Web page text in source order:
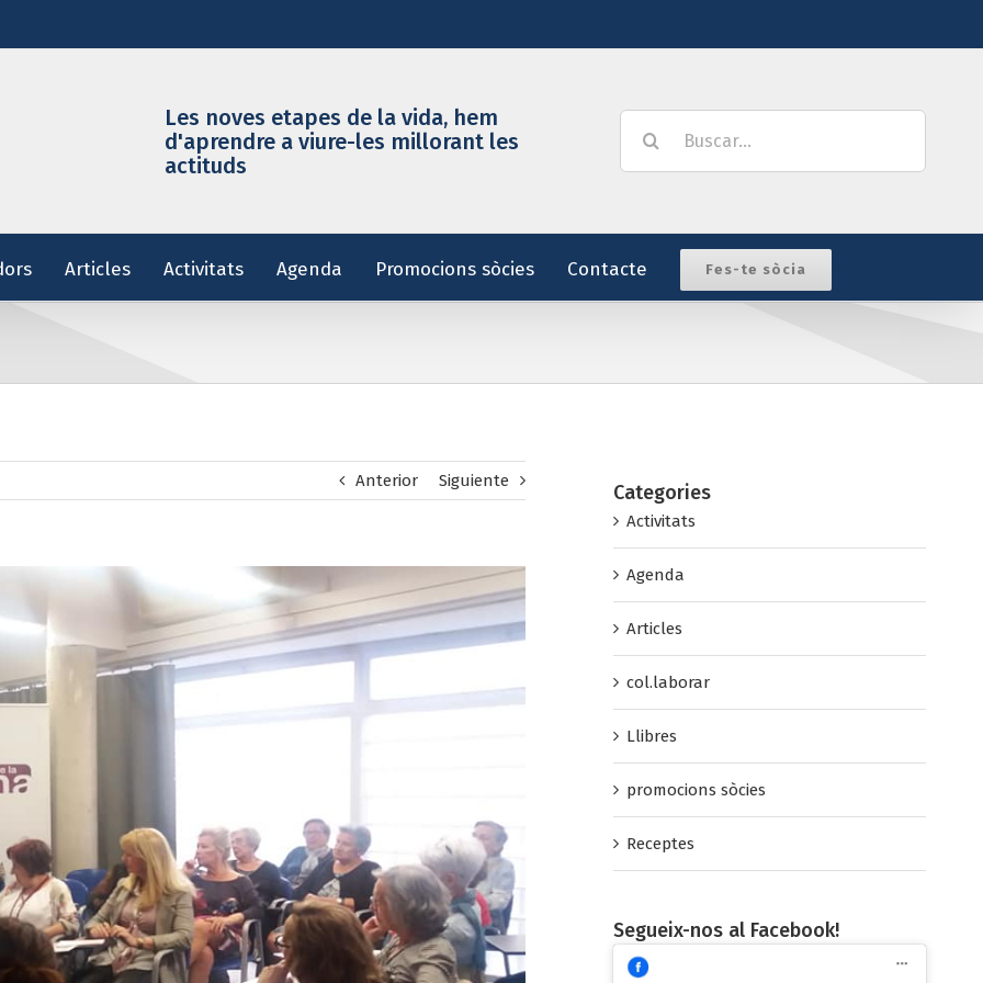
Les noves etapes de la vida, hem
d'aprendre a viure-les millorant les
actituds
Articles Activitats Agenda Promocions sòcies Contacte Fes-te sòcia
Anterior Siguiente Categories
Activitats
Agenda
Articles
col.laborar
Llibres
promocions sòcies
Receptes
Segueix-nos al Facebook!